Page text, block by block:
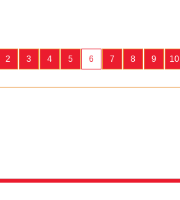
2 3 4 5 6 7 8 9 10